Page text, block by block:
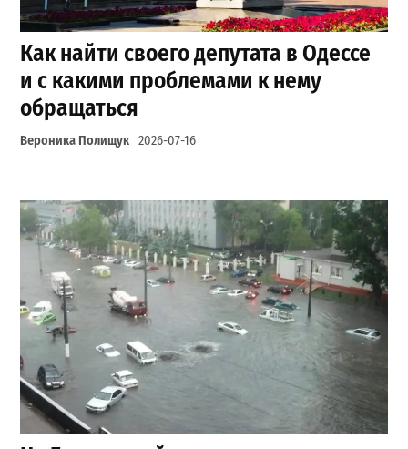
Как найти своего депутата в Одессе
и с какими проблемами к нему
обращаться
Вероника Полищук 2026-07-16